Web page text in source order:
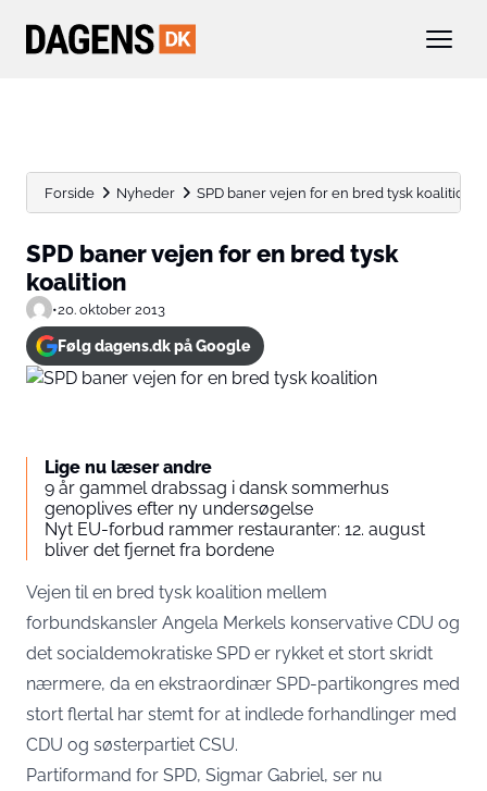
Forside Nyheder SPD baner vejen for en bred tysk koalition
SPD baner vejen for en bred tysk
koalition
•20. oktober 2013
Følg dagens.dk på Google
Lige nu læser andre
9 år gammel drabssag i dansk sommerhus
genoplives efter ny undersøgelse
Nyt EU-forbud rammer restauranter: 12. august
bliver det fjernet fra bordene
Vejen til en bred tysk koalition mellem
forbundskansler Angela Merkels konservative CDU og
det socialdemokratiske SPD er rykket et stort skridt
nærmere, da en ekstraordinær SPD-partikongres med
stort flertal har stemt for at indlede forhandlinger med
CDU og søsterpartiet CSU.
Partiformand for SPD, Sigmar Gabriel, ser nu